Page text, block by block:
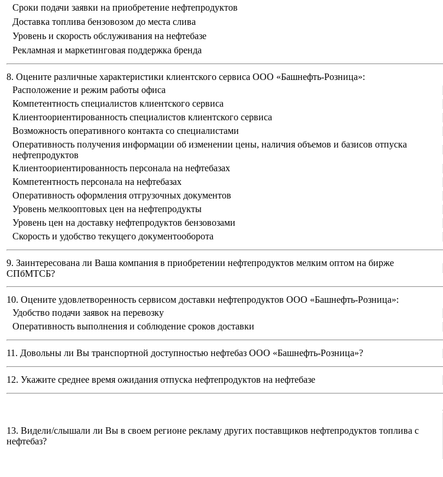
Сроки подачи заявки на приобретение нефтепродуктов
Доставка топлива бензовозом до места слива
Уровень и скорость обслуживания на нефтебазе
Рекламная и маркетинговая поддержка бренда
8. Оцените различные характеристики клиентского сервиса ООО «Башнефть-Розница»:
Расположение и режим работы офиса
Компетентность специалистов клиентского сервиса
Клиентоориентированность специалистов клиентского сервиса
Возможность оперативного контакта со специалистами
Оперативность получения информации об изменении цены, наличия объемов и базисов отпуска
нефтепродуктов
Клиентоориентированность персонала на нефтебазах
Компетентность персонала на нефтебазах
Оперативность оформления отгрузочных документов
Уровень мелкооптовых цен на нефтепродукты
Уровень цен на доставку нефтепродуктов бензовозами
Скорость и удобство текущего документооборота
9. Заинтересована ли Ваша компания в приобретении нефтепродуктов мелким оптом на бирже
СПбМТСБ?
10. Оцените удовлетворенность сервисом доставки нефтепродуктов ООО «Башнефть-Розница»:
Удобство подачи заявок на перевозку
Оперативность выполнения и соблюдение сроков доставки
11. Довольны ли Вы транспортной доступностью нефтебаз ООО «Башнефть-Розница»?
12. Укажите среднее время ожидания отпуска нефтепродуктов на нефтебазе
13. Видели/слышали ли Вы в своем регионе рекламу других поставщиков нефтепродуктов топлива с
нефтебаз?